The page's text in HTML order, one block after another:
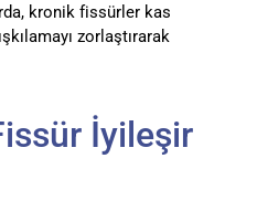
kronik fissürler kas
zorlaştırarak
İyileşir